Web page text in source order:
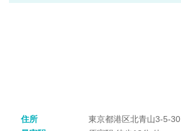
住所
東京都港区北青山3-5-30